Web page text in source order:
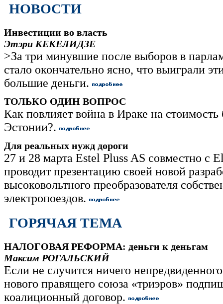
НОВОСТИ
Инвестиции во власть
Этэри КЕКЕЛИДЗЕ
>За три минувшие после выборов в
стало окончательно ясно, что выиграли
большие деньги.
ТОЛЬКО ОДИН ВОПРОС
Как повлияет война в Ираке на стоимость
Эстонии?.
Для реальных нужд дороги
27 и 28 марта Estel Pluss AS совместно с
проводит презентацию своей новой
высоковольтного преобразователя
электропоездов.
ГОРЯЧАЯ ТЕМА
НАЛОГОВАЯ РЕФОРМА: деньги к деньгам
Максим РОГАЛЬСКИЙ
Если не случится ничего
нового правящего союза «триэров»
коалиционный договор.